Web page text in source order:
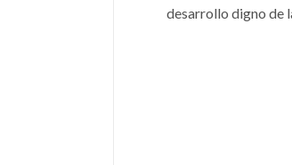
desarrollo digno de